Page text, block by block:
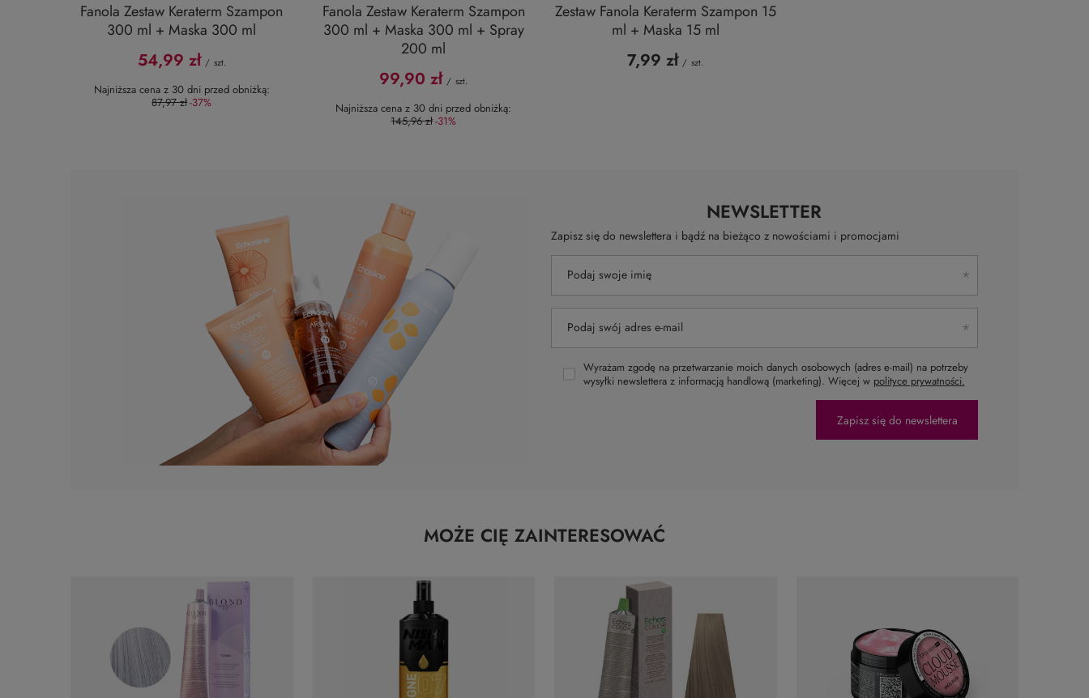
Fanola Zestaw Keraterm Szampon
300 ml + Maska 300 ml
54,99 zł / szt.
Najniższa cena z 30 dni przed obniżką:
87,97 zł-37%
Fanola Zestaw Keraterm Szampon
300 ml + Maska 300 ml + Spray
200 ml
99,90 zł / szt.
Najniższa cena z 30 dni przed obniżką:
145,96 zł-31%
Zestaw Fanola Keraterm Szampon 15
ml + Maska 15 ml
7,99 zł / szt.
NEWSLETTER
Zapisz się do newslettera i bądź na bieżąco z nowościami i promocjami
Podaj swoje imię
Podaj swój adres e-mail
Wyrażam zgodę na przetwarzanie moich danych osobowych (adres e-mail) na potrzeby
wysyłki newslettera z informacją handlową (marketing). Więcej w polityce prywatności.
Zapisz się do newslettera
MOŻE CIĘ ZAINTERESOWAĆ